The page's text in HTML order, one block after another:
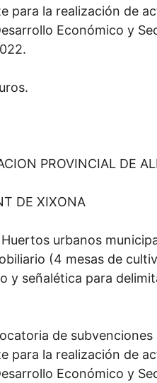
para la realización de
Económico y
PROVINCIAL DE
DE XIXONA
urbanos
(4 mesas de
y señalética para
de
para la realización de
Económico y